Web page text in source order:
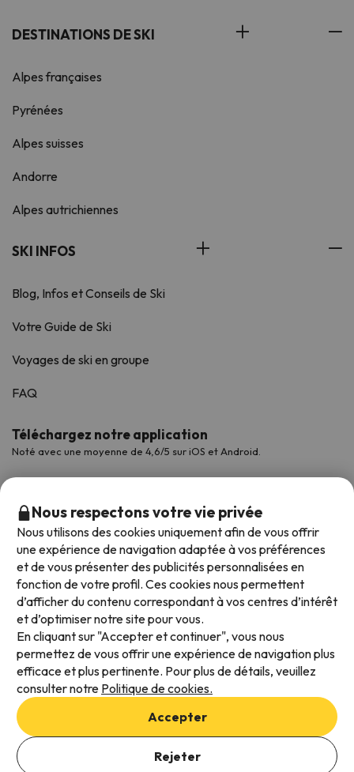
Ajouter des dates pour vérifier la disponibilité
DESTINATIONS DE SKI
Alpes françaises
Pyrénées
Alpes suisses
Andorre
Alpes autrichiennes
SKI INFOS
Blog, Infos et Conseils de Ski
Votre Guide de Ski
Voyages de ski en groupe
FAQ
Téléchargez notre application
Noté avec une moyenne de 4,6/5 sur iOS et Android.
Modes de paiement disponibles
Conditions générales d'utilisation
Protection des données
Politique en matière de cookies
Nous respectons votre vie privée
Nous utilisons des cookies uniquement afin de vous offrir
une expérience de navigation adaptée à vos préférences
et de vous présenter des publicités personnalisées en
fonction de votre profil. Ces cookies nous permettent
d’afficher du contenu correspondant à vos centres d’intérêt
et d’optimiser notre site pour vous.
En cliquant sur "Accepter et continuer", vous nous
permettez de vous offrir une expérience de navigation plus
efficace et plus pertinente. Pour plus de détails, veuillez
consulter notre Politique de cookies.
Accepter
Rejeter